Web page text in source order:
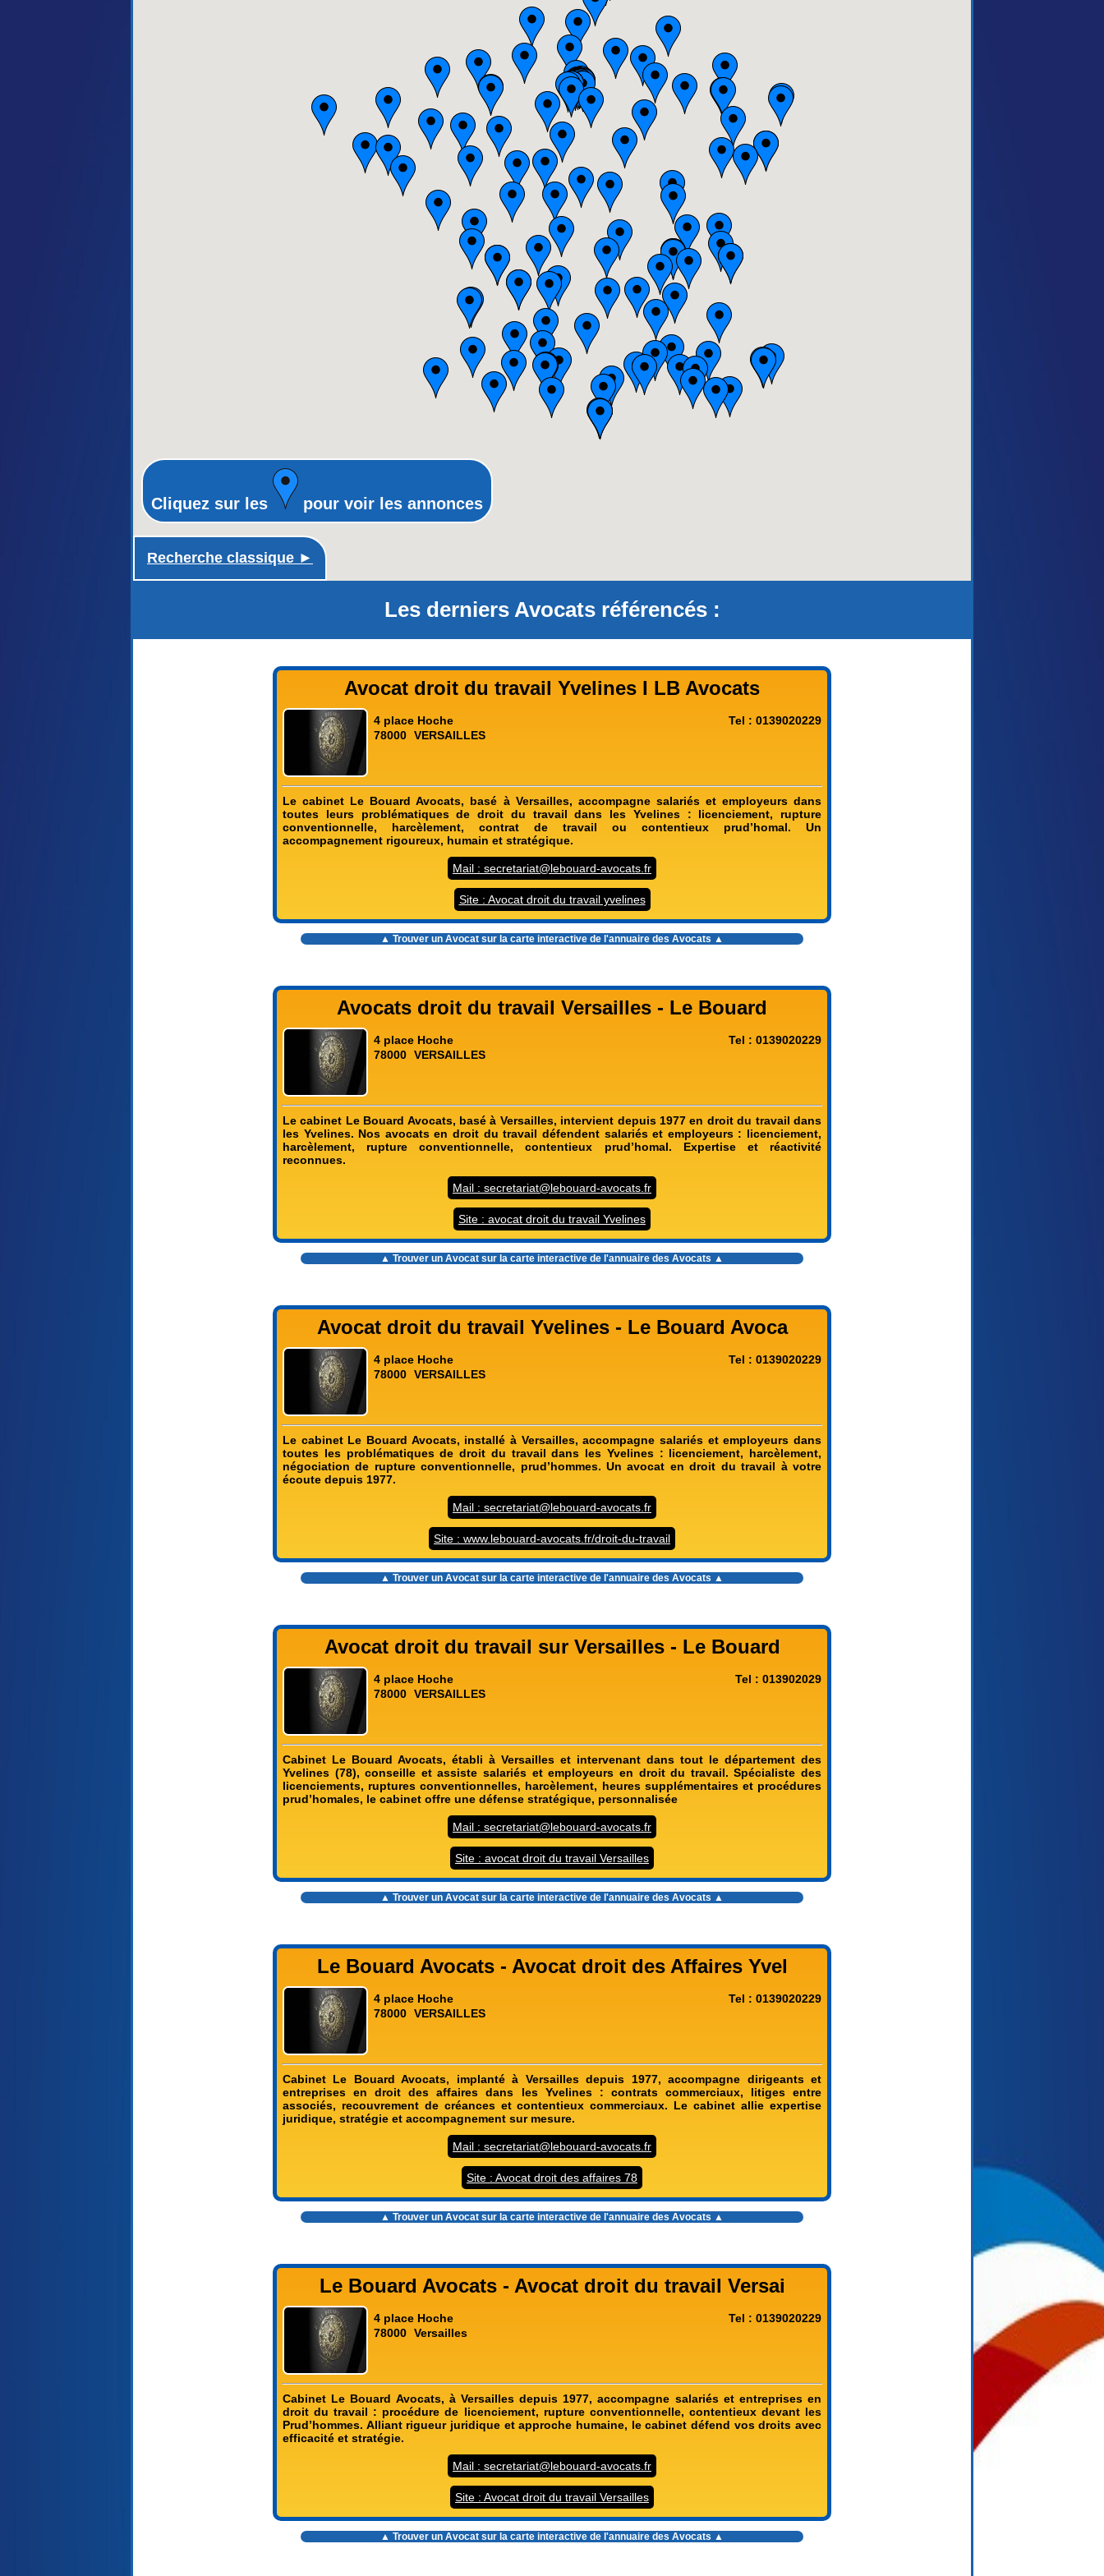
Basse-Normandie
Bourgogne
Bretagne
Centre
Champagne-Ardenne
Franche-Comté
Haute-Normandie
Ile-de-France
Languedoc-Roussillon
Limousin
Lorraine
Midi-Pyrénées
Nord-Pas-de-Calais
Pays-de-la-Loire
Picardie
Poitou-Charentes
Provence-Alpes-Côte-d'Azur(paca)
Recherche classique ►
Cliquez sur les pour voir les annonces
Les derniers Avocats référencés :
Avocat droit du travail Yvelines I LB Avocats
4 place Hoche
78000 VERSAILLES
Tel : 0139020229
Le cabinet Le Bouard Avocats, basé à Versailles, accompagne salariés et employeurs dans
toutes leurs problématiques de droit du travail dans les Yvelines : licenciement, rupture
conventionnelle, harcèlement, contrat de travail ou contentieux prud’homal. Un
accompagnement rigoureux, humain et stratégique.
Mail : secretariat@lebouard-avocats.fr
Site : Avocat droit du travail yvelines
▲ Trouver un Avocat sur la carte interactive de l'annuaire des Avocats ▲
Avocats droit du travail Versailles - Le Bouard
4 place Hoche
78000 VERSAILLES
Tel : 0139020229
Le cabinet Le Bouard Avocats, basé à Versailles, intervient depuis 1977 en droit du travail dans
les Yvelines. Nos avocats en droit du travail défendent salariés et employeurs : licenciement,
harcèlement, rupture conventionnelle, contentieux prud’homal. Expertise et réactivité
reconnues.
Mail : secretariat@lebouard-avocats.fr
Site : avocat droit du travail Yvelines
▲ Trouver un Avocat sur la carte interactive de l'annuaire des Avocats ▲
Avocat droit du travail Yvelines - Le Bouard Avoca
4 place Hoche
78000 VERSAILLES
Tel : 0139020229
Le cabinet Le Bouard Avocats, installé à Versailles, accompagne salariés et employeurs dans
toutes les problématiques de droit du travail dans les Yvelines : licenciement, harcèlement,
négociation de rupture conventionnelle, prud’hommes. Un avocat en droit du travail à votre
écoute depuis 1977.
Mail : secretariat@lebouard-avocats.fr
Site : www.lebouard-avocats.fr/droit-du-travail
▲ Trouver un Avocat sur la carte interactive de l'annuaire des Avocats ▲
Avocat droit du travail sur Versailles - Le Bouard
4 place Hoche
78000 VERSAILLES
Tel : 013902029
Cabinet Le Bouard Avocats, établi à Versailles et intervenant dans tout le département des
Yvelines (78), conseille et assiste salariés et employeurs en droit du travail. Spécialiste des
licenciements, ruptures conventionnelles, harcèlement, heures supplémentaires et procédures
prud’homales, le cabinet offre une défense stratégique, personnalisée
Mail : secretariat@lebouard-avocats.fr
Site : avocat droit du travail Versailles
▲ Trouver un Avocat sur la carte interactive de l'annuaire des Avocats ▲
Le Bouard Avocats - Avocat droit des Affaires Yvel
4 place Hoche
78000 VERSAILLES
Tel : 0139020229
Cabinet Le Bouard Avocats, implanté à Versailles depuis 1977, accompagne dirigeants et
entreprises en droit des affaires dans les Yvelines : contrats commerciaux, litiges entre
associés, recouvrement de créances et contentieux commerciaux. Le cabinet allie expertise
juridique, stratégie et accompagnement sur mesure.
Mail : secretariat@lebouard-avocats.fr
Site : Avocat droit des affaires 78
▲ Trouver un Avocat sur la carte interactive de l'annuaire des Avocats ▲
Le Bouard Avocats - Avocat droit du travail Versai
4 place Hoche
78000 Versailles
Tel : 0139020229
Cabinet Le Bouard Avocats, à Versailles depuis 1977, accompagne salariés et entreprises en
droit du travail : procédure de licenciement, rupture conventionnelle, contentieux devant les
Prud’hommes. Alliant rigueur juridique et approche humaine, le cabinet défend vos droits avec
efficacité et stratégie.
Mail : secretariat@lebouard-avocats.fr
Site : Avocat droit du travail Versailles
▲ Trouver un Avocat sur la carte interactive de l'annuaire des Avocats ▲